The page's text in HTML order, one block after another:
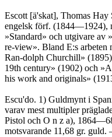
Escott [ä'skat], Thomas Hay
engelsk förf. (1844—1924),
»Standard» och utgivare av
re-view». Bland E:s arbeten
Ran-dolph Churchill»
19th century» (1902) och
his work and originals» (1913).	E.
Escu'do. 1) Guldmynt i
varav mest multipler
Pistol och O n z a),
motsvarande 11,68 gr.